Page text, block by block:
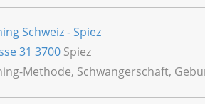
Schweiz - Spiez
31 3700 Spiez
Methode, Schwangerschaft,